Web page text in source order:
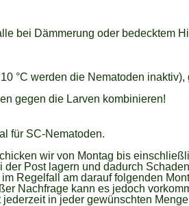
bei Dämmerung oder bedecktem
°C werden die Nematoden
gegen die Larven kombinieren!
für SC-Nematoden.
wir von Montag bis
Post lagern und dadurch
Regelfall am darauf folgenden
Nachfrage kann es jedoch
in jeder gewünschten